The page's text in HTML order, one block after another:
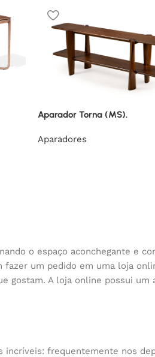
Aparador Torna (MS).
Aparadores
o espaço aconchegante e
um pedido em uma loja
A loja online possui um
frequentemente nos